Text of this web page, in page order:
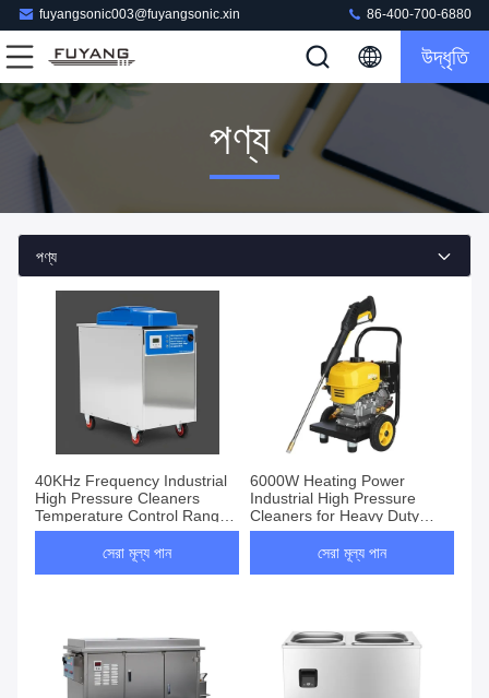
fuyangsonic003@fuyangsonic.xin 86-400-700-6880
উদ্ধৃতি
পণ্য
পণ্য
40KHz Frequency Industrial
High Pressure Cleaners
Temperature Control Range
20-95C for Professional
সেরা মূল্য পান
6000W Heating Power
Industrial High Pressure
Cleaners for Heavy Duty
Cleaning
সেরা মূল্য পান